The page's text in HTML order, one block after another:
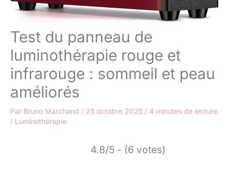
Test du panneau de
luminothérapie rouge et
infrarouge : sommeil et peau
améliorés
Par Bruno Marchand / 25 octobre 2025 / 4 minutes de lecture
/ Luminothérapie
4.8/5 - (6 votes)